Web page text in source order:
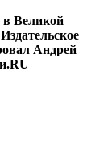
в Великой
Андрей